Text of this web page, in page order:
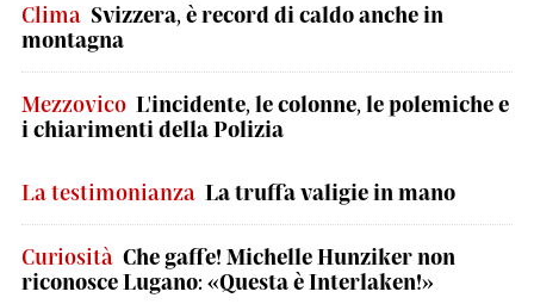
Clima Svizzera, è record di caldo anche in
montagna
Mezzovico L'incidente, le colonne, le polemiche e
i chiarimenti della Polizia
La testimonianza La truffa valigie in mano
Curiosità Che gaffe! Michelle Hunziker non
riconosce Lugano: «Questa è Interlaken!»